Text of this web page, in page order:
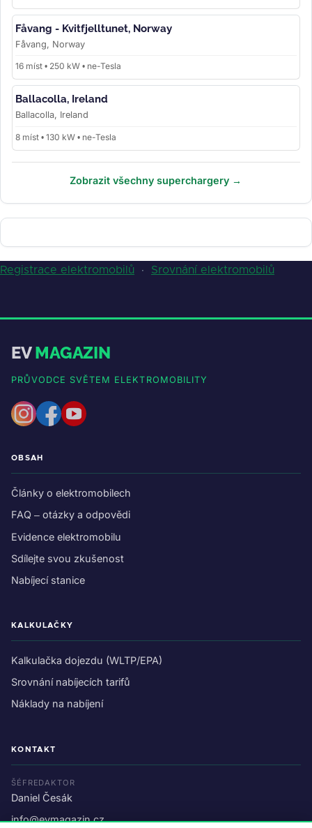
Fåvang - Kvitfjelltunet, Norway
Fåvang, Norway
16 míst • 250 kW • ne-Tesla
Ballacolla, Ireland
Ballacolla, Ireland
8 míst • 130 kW • ne-Tesla
Zobrazit všechny superchargery →
Registrace elektromobilů · Srovnání elektromobilů
EVMAGAZIN
PRŮVODCE SVĚTEM ELEKTROMOBILITY
OBSAH
Články o elektromobilech
FAQ – otázky a odpovědi
Evidence elektromobilu
Sdílejte svou zkušenost
Nabíjecí stanice
KALKULAČKY
Kalkulačka dojezdu (WLTP/EPA)
Srovnání nabíjecích tarifů
Náklady na nabíjení
KONTAKT
ŠÉFREDAKTOR
Daniel Česák
info@evmagazin.cz